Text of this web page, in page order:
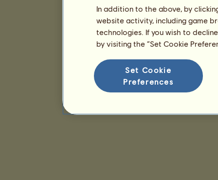
In addition to the above, by
website activity, including game
technologies. If you wish to
by visiting the “Set Cookie
Set Cookie
Preferences